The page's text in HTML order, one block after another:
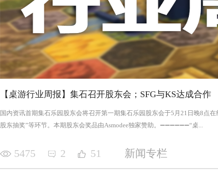
【桌游行业周报】集石召开股东会；SFG与KS达成合作
国内资讯首期集石乐园股东会将召开第一期集石乐园股东会于5月21日晚8点
股东抽奖”等环节。本期股东会奖品由Asmodee独家赞助。➖➖➖➖➖➖“桌...
5475 2 51 新闻专栏